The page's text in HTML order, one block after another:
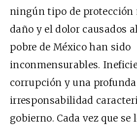
ningún tipo de protección
daño y el dolor causados
pobre de México han sido
inconmensurables.
corrupción y una profunda
irresponsabilidad
gobierno. Cada vez que se